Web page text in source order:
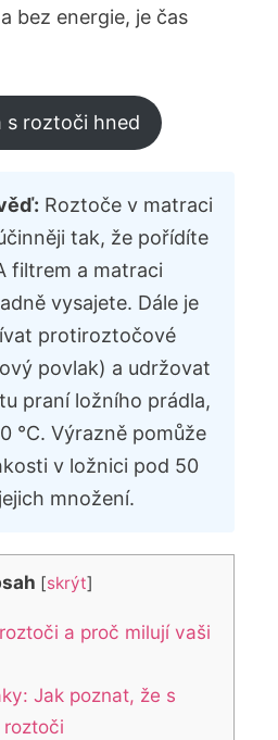
bez energie, je čas
s roztoči hned
Roztoče v matraci
tak, že pořídíte
filtrem a matraci
vysajete. Dále je
protiroztočové
povlak) a udržovat
praní ložního prádla,
°C. Výrazně pomůže
v ložnici pod 50
množení.
[skrýt]
a proč milují vaši
Jak poznat, že s